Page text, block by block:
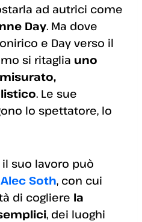
ad autrici come
Day. Ma dove
e Day verso il
si ritaglia uno
. Le sue
lo spettatore, lo
suo lavoro può
Alec Soth, con cui
di cogliere la
, dei luoghi